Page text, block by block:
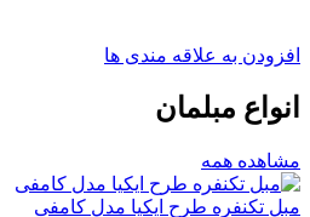
افزودن به علاقه مندی ها
انواع مبلمان
مشاهده همه
مبل تکنفره طرح ایکیا مدل کامفی